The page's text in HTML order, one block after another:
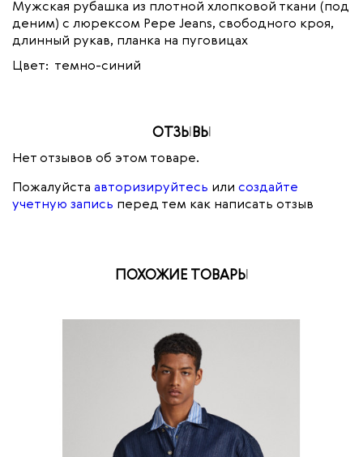
Мужская рубашка из плотной хлопковой ткани (под
деним) с люрексом Pepe Jeans, свободного кроя,
длинный рукав, планка на пуговицах
Цвет: темно-синий
ОТЗЫВЫ
Нет отзывов об этом товаре.
Пожалуйста авторизируйтесь или создайте
учетную запись перед тем как написать отзыв
ПОХОЖИЕ ТОВАРЫ